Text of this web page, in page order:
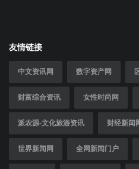
友情链接
中文资讯网 数字资产网
财富综合资讯 女性时尚网
派农源-文化旅游资讯 财经新闻
世界新闻网 全网新闻门户